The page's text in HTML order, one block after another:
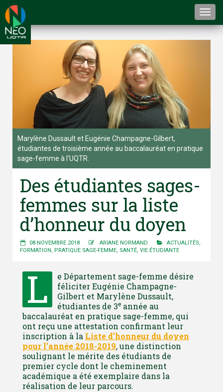
Marylène Dussault et Eugénie Champagne-Gilbert,
étudiantes de troisième année au baccalauréat en pratique
sage-femme à l'UQTR.
Des étudiantes sages-
femmes sur la liste
d’honneur du doyen
08 NOVEMBRE 2018 ARIANE NORMAND ACTUALITÉS,
FORMATION , PRATIQUE SAGE-FEMME, SANTÉ, VIE ÉTUDIANTE
L
e Département sage-femme désire
féliciter Eugénie Champagne-
Gilbert et Marylène Dussault,
étudiantes de 3e année au
baccalauréat en pratique sage-femme, qui
ont reçu une attestation confirmant leur
inscription à la Liste d’honneur du doyen
pour l’année 2018-2019, une distinction
soulignant le mérite des étudiants de
premier cycle dont le cheminement
académique a été exemplaire dans la
réalisation de leur parcours.